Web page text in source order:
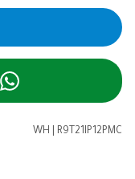
WH R9T21IP12PMC